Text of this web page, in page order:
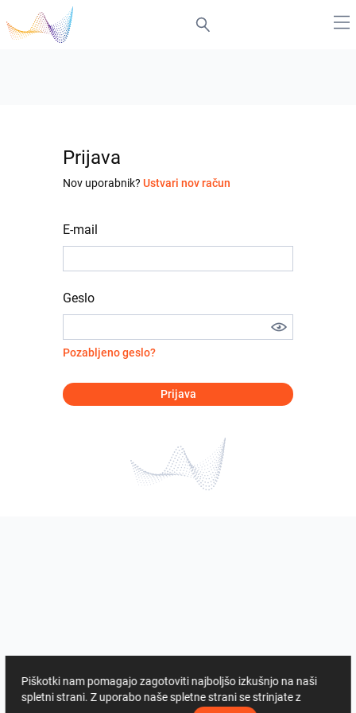
Prijava
Nov uporabnik? Ustvari nov račun
E-mail
Geslo
Pozabljeno geslo?
Prijava
Piškotki nam pomagajo zagotoviti najboljšo izkušnjo na naši
spletni strani. Z uporabo naše spletne strani se strinjate z